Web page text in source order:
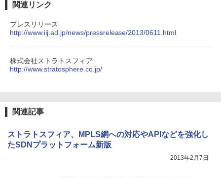
関連リンク
プレスリリース
http://www.iij.ad.jp/news/pressrelease/2013/0611.html
株式会社ストラトスフィア
http://www.stratosphere.co.jp/
関連記事
ストラトスフィア、MPLS網への対応やAPIなどを強化し
たSDNプラットフォーム新版
2013年2月7日